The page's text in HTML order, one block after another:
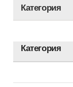
Категория
Категория